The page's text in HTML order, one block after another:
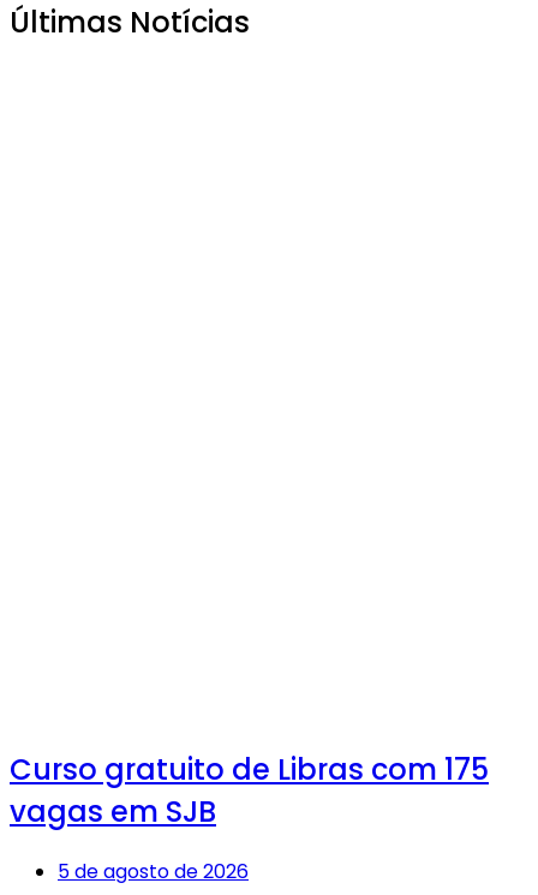
Últimas Notícias
Curso gratuito de Libras com 175
vagas em SJB
5 de agosto de 2026